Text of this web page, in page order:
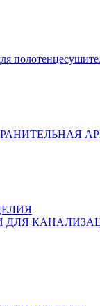
ДЛЯ